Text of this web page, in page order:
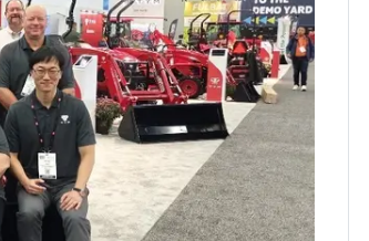
6
"캐리비안 베이 여자 탈
의실에 남자가 있어
요"…경찰 수사
7
13호 태풍 '돌핀' 日오
키나와·가고시마현 접
근…26만명 대피령